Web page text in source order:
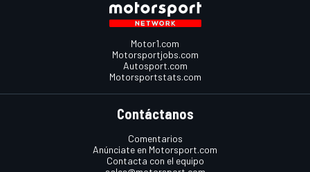
Motor1.com
Motorsportjobs.com
Autosport.com
Motorsportstats.com
Contáctanos
Comentarios
Anúnciate en Motorsport.com
Contacta con el equipo